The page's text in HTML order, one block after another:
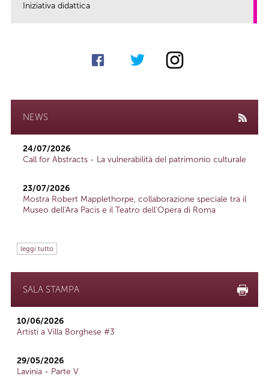
Iniziativa didattica
NEWS
24/07/2026
Call for Abstracts - La vulnerabilità del patrimonio culturale
23/07/2026
Mostra Robert Mapplethorpe, collaborazione speciale tra il
Museo dell'Ara Pacis e il Teatro dell'Opera di Roma
leggi tutto
SALA STAMPA
10/06/2026
Artisti a Villa Borghese #3
29/05/2026
Lavinia - Parte V